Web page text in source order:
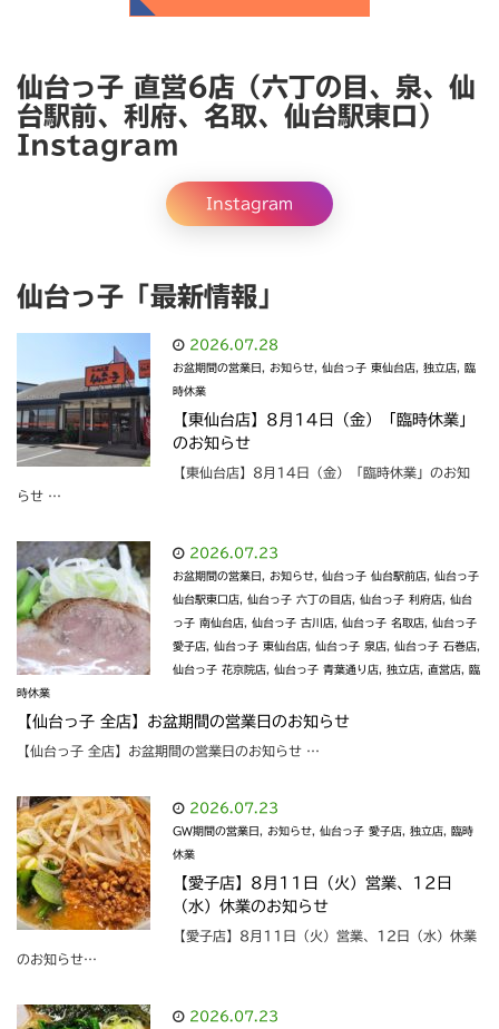
仙台っ子 直営6店（六丁の目、泉、仙
台駅前、利府、名取、仙台駅東口）
Instagram
Instagram
仙台っ子「最新情報」
2026.07.28
お盆期間の営業日 , お知らせ, 仙台っ子 東仙台店, 独立店, 臨
時休業
【東仙台店】8月14日（金）「臨時休業」
のお知らせ
【東仙台店】8月14日（金）「臨時休業」のお知
らせ …
2026.07.23
お盆期間の営業日 , お知らせ, 仙台っ子 仙台駅前店, 仙台っ子
仙台駅東口店, 仙台っ子 六丁の目店, 仙台っ子 利府店, 仙台
っ子 南仙台店, 仙台っ子 古川店, 仙台っ子 名取店, 仙台っ子
愛子店, 仙台っ子 東仙台店, 仙台っ子 泉店, 仙台っ子 石巻店,
仙台っ子 花京院店, 仙台っ子 青葉通り店, 独立店, 直営店, 臨
時休業
【仙台っ子 全店】お盆期間の営業日のお知らせ
【仙台っ子 全店】お盆期間の営業日のお知らせ …
2026.07.23
GW期間の営業日 , お知らせ, 仙台っ子 愛子店, 独立店, 臨時
休業
【愛子店】8月11日（火）営業、12日
（水）休業のお知らせ
【愛子店】8月11日（火）営業、12日（水）休業
のお知らせ…
2026.07.23